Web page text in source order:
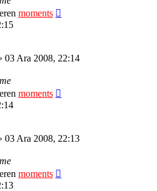
moments
03 Ara 2008, 22:14
moments
03 Ara 2008, 22:13
moments